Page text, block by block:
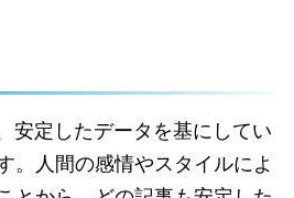
安定したデータを基にしてい
。人間の感情やスタイルによ